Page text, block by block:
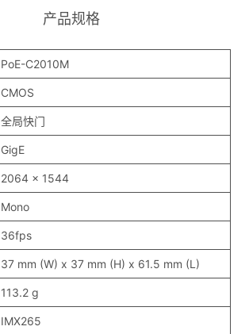
产品规格
PoE-C2010M
CMOS
全局快门
GigE
2064 x 1544
Mono
36fps
37 mm (W) x 37 mm (H) x 61.5 mm (L)
113.2 g
IMX265